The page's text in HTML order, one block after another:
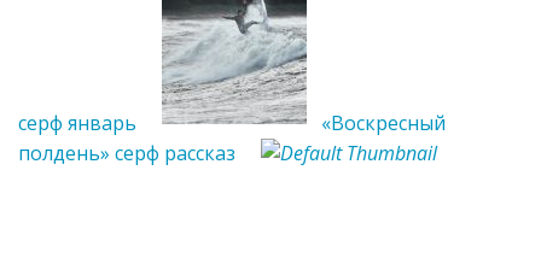
серф январь
«Воскресный
полдень» серф рассказ